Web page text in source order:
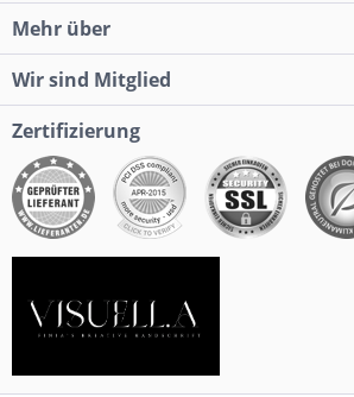
Mehr über
Wir sind Mitglied
Zertifizierung